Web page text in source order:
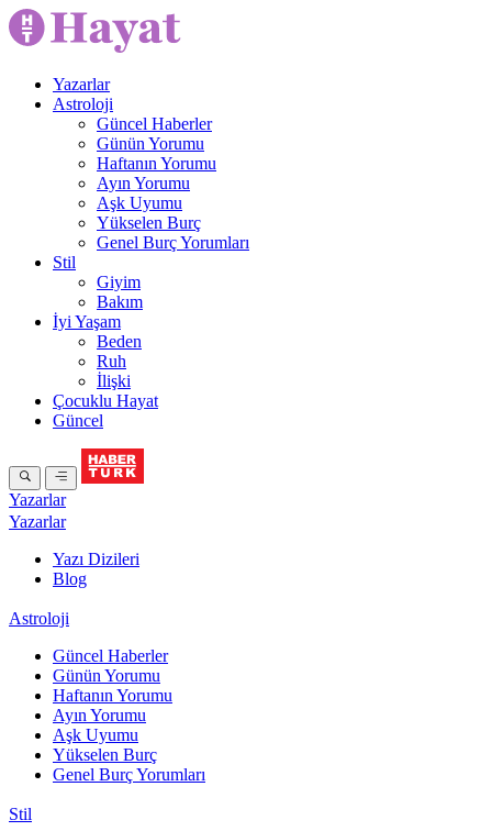
Yazarlar
Astroloji
Güncel Haberler
Günün Yorumu
Haftanın Yorumu
Ayın Yorumu
Aşk Uyumu
Yükselen Burç
Genel Burç Yorumları
Stil
Giyim
Bakım
İyi Yaşam
Beden
Ruh
İlişki
Çocuklu Hayat
Güncel
Yazarlar
Yazarlar
Yazı Dizileri
Blog
Astroloji
Güncel Haberler
Günün Yorumu
Haftanın Yorumu
Ayın Yorumu
Aşk Uyumu
Yükselen Burç
Genel Burç Yorumları
Stil